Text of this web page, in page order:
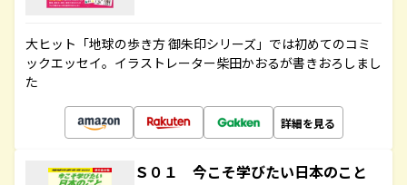
大ヒット「地球の歩き方 御朱印シリーズ」では初めてのコミ
ックエッセイ。イラストレーター柴田かおるが書きおろしまし
た
詳細を見る
Ｓ０１ 今こそ学びたい日本のこと